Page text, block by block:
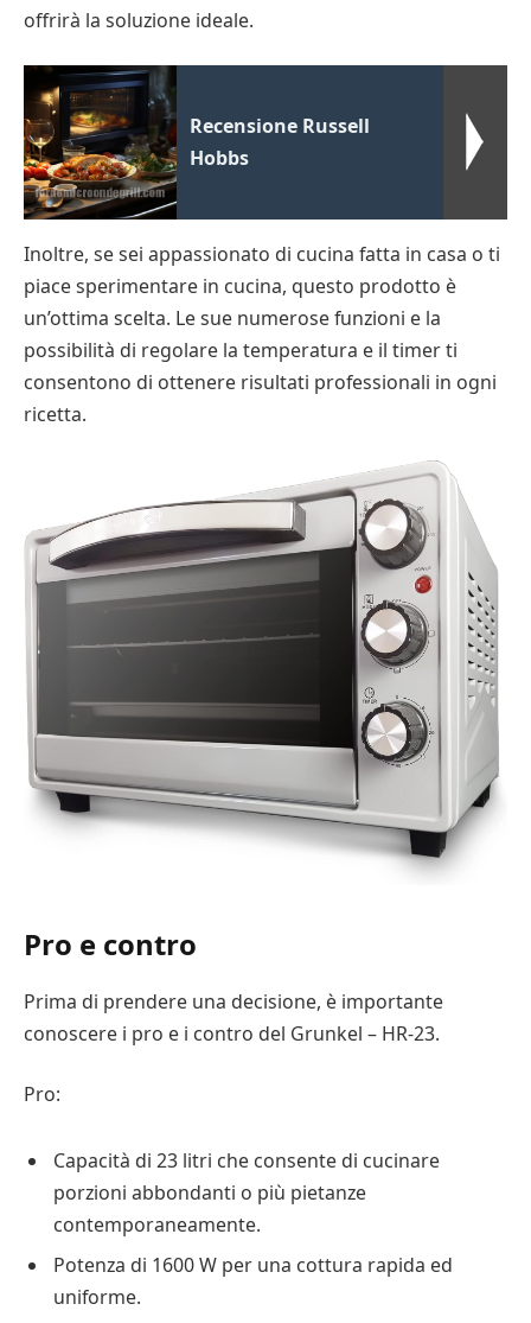
offrirà la soluzione ideale.
Recensione Russell
Hobbs
Inoltre, se sei appassionato di cucina fatta in casa o ti
piace sperimentare in cucina, questo prodotto è
un’ottima scelta. Le sue numerose funzioni e la
possibilità di regolare la temperatura e il timer ti
consentono di ottenere risultati professionali in ogni
ricetta.
Pro e contro
Prima di prendere una decisione, è importante
conoscere i pro e i contro del Grunkel – HR-23.
Pro:
Capacità di 23 litri che consente di cucinare
porzioni abbondanti o più pietanze
contemporaneamente.
Potenza di 1600 W per una cottura rapida ed
uniforme.